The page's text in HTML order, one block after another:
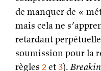
de manquer de «
mais cela ne
retardant
soumission pour la
règles 2et3).